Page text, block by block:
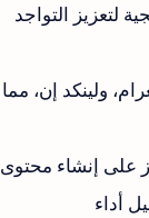
لتعزيز التواجد
ولينكد إن، مما
على إنشاء محتوى
أداء